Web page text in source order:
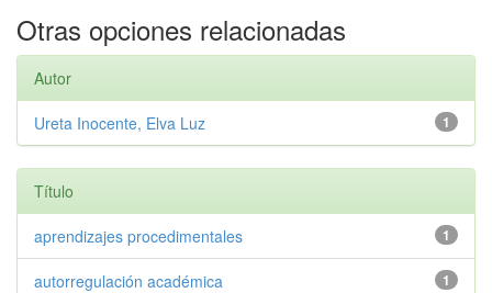
Otras opciones relacionadas
Autor
1
Ureta Inocente, Elva Luz
Título
1
aprendizajes procedimentales
1
autorregulación académica